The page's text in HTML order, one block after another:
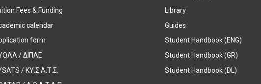
Fees & Funding
calendar
form
/ ΔΙΠΑΕ
/ ΚΥ.Σ.Α.Τ.Σ.
Library
Guides
Student Handbook (ENG)
Student Handbook (GR)
Student Handbook (DL)